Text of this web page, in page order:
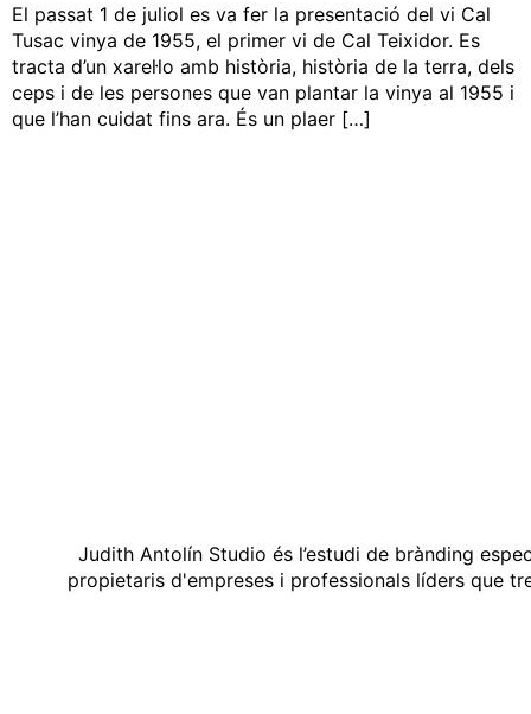
El passat 1 de juliol es va fer la presentació del vi Cal
Tusac vinya de 1955, el primer vi de Cal Teixidor. Es
tracta d’un xarel·lo amb història, història de la terra, dels
ceps i de les persones que van plantar la vinya al 1955 i
que l’han cuidat fins ara. És un plaer […]
Judith Antolín Studio és l’estudi de brànding
propietaris d'empreses i professionals líders que